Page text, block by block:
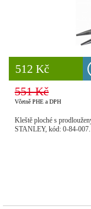
8 777 Kč
512 Kč
551 Kč
Včetně PHE a DPH
Kleště ploché s
STANLEY, kód: 0-84-007.